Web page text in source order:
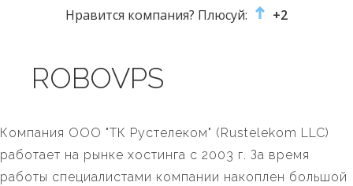
Нравится компания? Плюсуй: +2
ROBOVPS
Компания ООО "ТК Рустелеком" (Rustelekom LLC)
работает на рынке хостинга с 2003 г. За время
работы специалистами компании накоплен большой